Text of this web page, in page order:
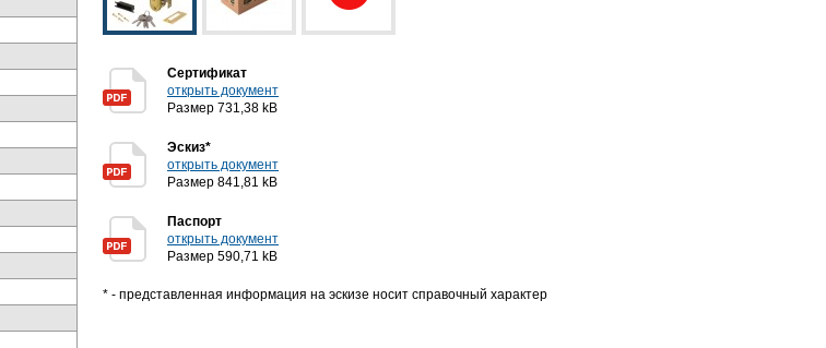
Сертификат
открыть документ
Размер 731,38 kB
Эскиз*
открыть документ
Размер 841,81 kB
Паспорт
открыть документ
Размер 590,71 kB
* - представленная информация на эскизе носит справочный характер